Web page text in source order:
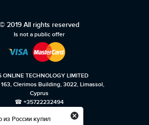
© 2019 All rights reserved
Is not a public offer
ONLINE TECHNOLOGY LIMITED
Clerimos Building, 3022, Limassol,
Cyprus
☎ +35722232494
Privacy policy
из России купил